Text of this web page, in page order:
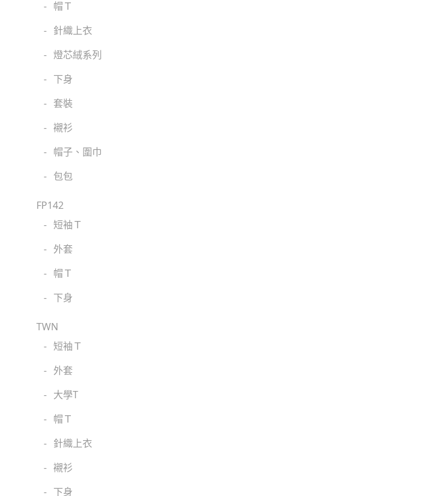
角落生物
monchhichi 蒙奇奇
拉拉熊
其它
- 帽Ｔ
- 針織上衣
- 燈芯絨系列
- 下身
- 套裝
- 襯衫
- 帽子、圍巾
- 包包
FP142
- 短袖Ｔ
- 外套
- 帽Ｔ
- 下身
TWN
- 短袖Ｔ
- 外套
- 大學T
- 帽Ｔ
- 針織上衣
- 襯衫
- 下身